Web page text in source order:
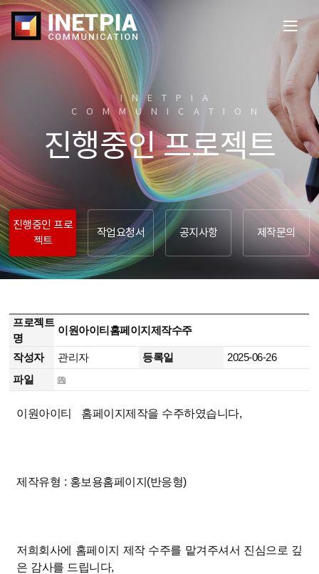
INETPIA
COMMUNICATION​
진행중인 프로젝트
진행중인 프로
젝트
작업요청서 공지사항 제작문의
프로젝트
명
이원아이티홈페이지제작수주
작성자 관리자 등록일
2025-06-26
파일
이원아이티 홈페이지제작을 수주하였습니다,
제작유형 : 홍보용홈페이지(반응형)
저희회사에 홈페이지 제작 수주를 맡겨주셔서 진심으로 깊
은 감사를 드립니다,
전
뉴
열
기